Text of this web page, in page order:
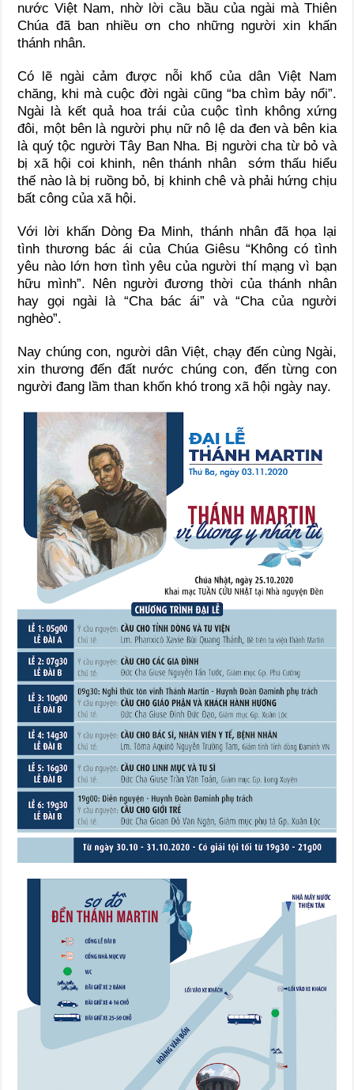
nước Việt Nam, nhờ lời cầu bầu của ngài mà Thiên
Chúa đã ban nhiều ơn cho những người xin khấn
thánh nhân.
Có lẽ ngài cảm được nỗi khổ của dân Việt Nam
chăng, khi mà cuộc đời ngài cũng “ba chìm bảy nổi”.
Ngài là kết quả hoa trái của cuộc tình không xứng
đôi, một bên là người phụ nữ nô lệ da đen và bên kia
là quý tộc người Tây Ban Nha. Bị người cha từ bỏ và
bị xã hội coi khinh, nên thánh nhân sớm thấu hiểu
thế nào là bị ruồng bỏ, bị khinh chê và phải hứng chịu
bất công của xã hội.
Với lời khấn Dòng Đa Minh, thánh nhân đã họa lại
tình thương bác ái của Chúa Giêsu “Không có tình
yêu nào lớn hơn tình yêu của người thí mạng vì bạn
hữu mình”. Nên người đương thời của thánh nhân
hay gọi ngài là “Cha bác ái” và “Cha của người
nghèo”.
Nay chúng con, người dân Việt, chạy đến cùng Ngài,
xin thương đến đất nước chúng con, đến từng con
người đang lầm than khốn khó trong xã hội ngày nay.